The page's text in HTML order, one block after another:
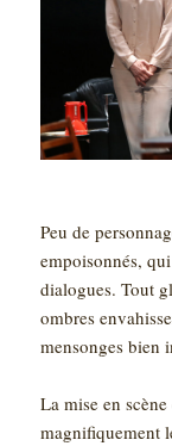
Peu de
empoisonnés,
dialogues. Tout
ombres
mensonges bien
La mise en
magnifiquement